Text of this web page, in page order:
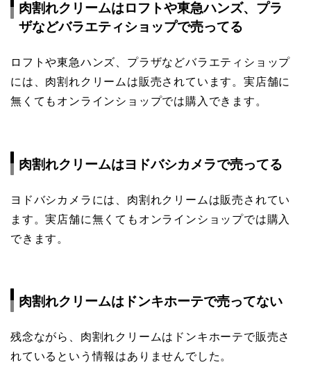
肉割れクリームはロフトや東急ハンズ、プラ
ザなどバラエティショップで売ってる
ロフトや東急ハンズ、プラザなどバラエティショップ
には、肉割れクリームは販売されています。実店舗に
無くてもオンラインショップでは購入できます。
肉割れクリームはヨドバシカメラで売ってる
ヨドバシカメラには、肉割れクリームは販売されてい
ます。実店舗に無くてもオンラインショップでは購入
できます。
肉割れクリームはドンキホーテで売ってない
残念ながら、肉割れクリームはドンキホーテで販売さ
れているという情報はありませんでした。